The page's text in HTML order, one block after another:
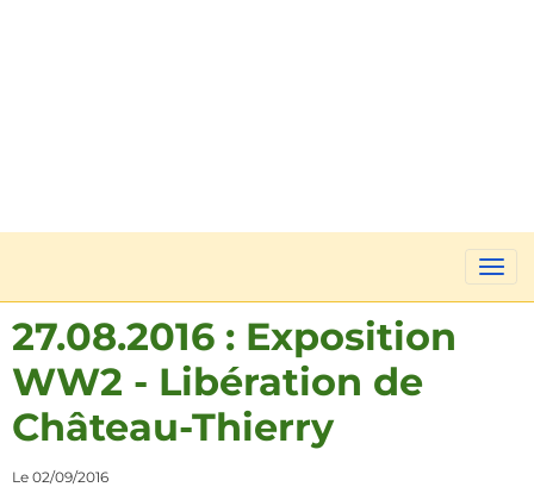
27.08.2016 : Exposition
WW2 - Libération de
Château-Thierry
Le 02/09/2016